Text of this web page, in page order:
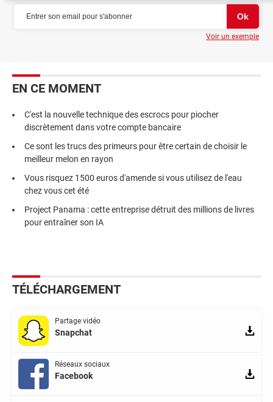
Voir un exemple
EN CE MOMENT
C'est la nouvelle technique des escrocs pour piocher
discrètement dans votre compte bancaire
Ce sont les trucs des primeurs pour être certain de choisir le
meilleur melon en rayon
Vous risquez 1500 euros d'amende si vous utilisez de l'eau
chez vous cet été
Project Panama : cette entreprise détruit des millions de livres
pour entraîner son IA
TÉLÉCHARGEMENT
Partage vidéo
Snapchat
Réseaux sociaux
Facebook